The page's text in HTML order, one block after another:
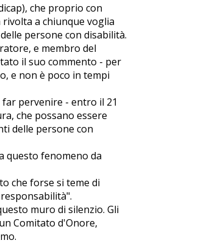
che proprio con
a chiunque voglia
persone con disabilità.
e membro del
il suo commento - per
e non è poco in tempi
pervenire - entro il 21
che possano essere
delle persone con
questo fenomeno da
che forse si teme di
muro di silenzio. Gli
Comitato d'Onore,